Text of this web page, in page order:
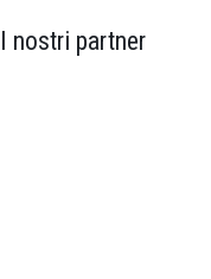
I nostri partner